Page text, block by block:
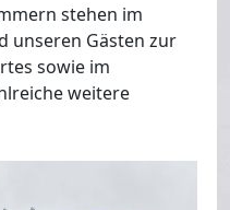
stehen im
unseren Gästen zur
sowie im
weitere